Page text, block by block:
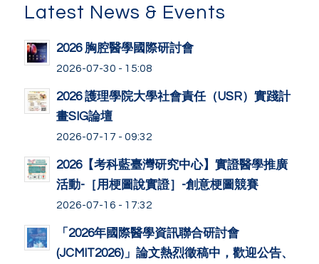
Latest News & Events
2026 胸腔醫學國際研討會
2026-07-30 - 15:08
2026 護理學院大學社會責任（USR）實踐計
畫SIG論壇
2026-07-17 - 09:32
2026【考科藍臺灣研究中心】實證醫學推廣
活動-［用梗圖說實證］-創意梗圖競賽
2026-07-16 - 17:32
「2026年國際醫學資訊聯合研討會
(JCMIT2026)」論文熱烈徵稿中，歡迎公告、